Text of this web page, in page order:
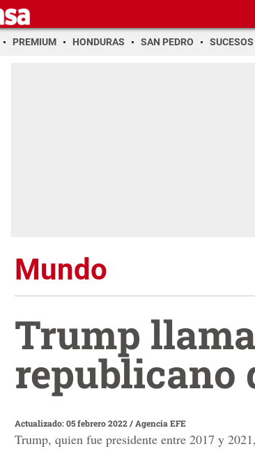
PREMIUM HONDURAS SAN PEDRO SUCESOS
Mundo
Trump
republicano
Actualizado: 05 febrero 2022/ Agencia EFE
Trump, quien fue presidente entre 2017 y